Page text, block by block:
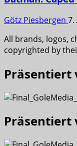
Götz Piesbergen 7.
All brands, logos,
copyrighted by
Präsentiert
Präsentiert